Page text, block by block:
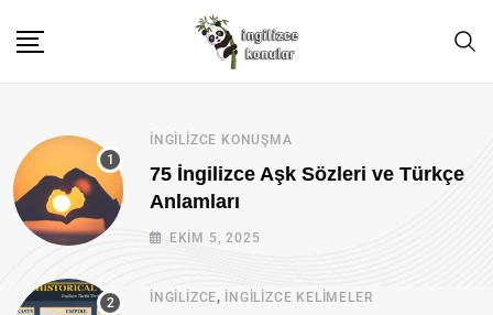
İNGILIZCE KONUŞMA
75 İngilizce Aşk Sözleri ve Türkçe
Anlamları
EKIM 5, 2025
İNGILIZCE, İNGILIZCE KELIMELER